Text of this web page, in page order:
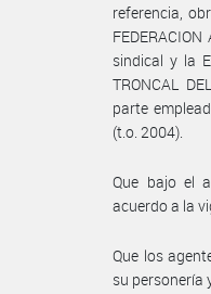
referencia,
sindical y la
TRONCAL
parte
(t.o. 2004).
Que bajo el
acuerdo a la
Que los
su personería